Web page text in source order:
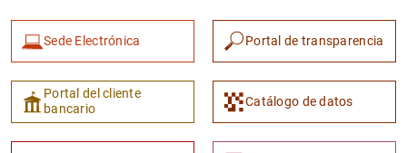
Sede Electrónica Portal de transparencia
Portal del cliente
bancario
Catálogo de datos